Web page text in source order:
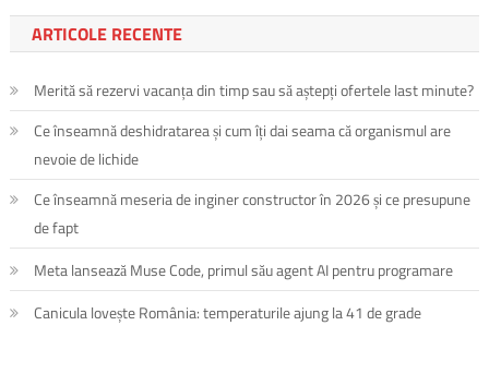
ARTICOLE RECENTE
Merită să rezervi vacanța din timp sau să aștepți ofertele last minute?
Ce înseamnă deshidratarea și cum îți dai seama că organismul are
nevoie de lichide
Ce înseamnă meseria de inginer constructor în 2026 și ce presupune
de fapt
Meta lansează Muse Code, primul său agent AI pentru programare
Canicula lovește România: temperaturile ajung la 41 de grade